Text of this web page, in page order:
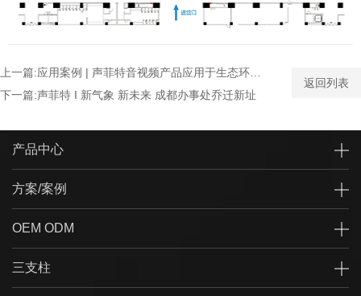
下一篇:声菲特 I 新气象 新未来 成都办事处乔迁新址
返回列表
产品中心
方案/案例
OEM ODM
三支柱